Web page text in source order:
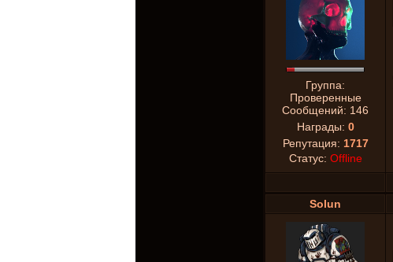
Группа:
Проверенные
Сообщений: 146
Награды: 0
Репутация: 1717
Статус: Offline
Solun